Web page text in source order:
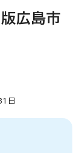
広島市
日